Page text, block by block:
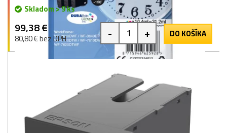
Skladom > 9 ks
99,38 €
80,80 € bez DPH - + DO KOŠÍKA